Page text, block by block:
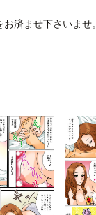
済ませ下さいませ。